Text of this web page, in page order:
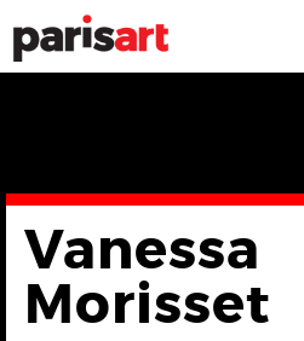
Vanessa
Morisset